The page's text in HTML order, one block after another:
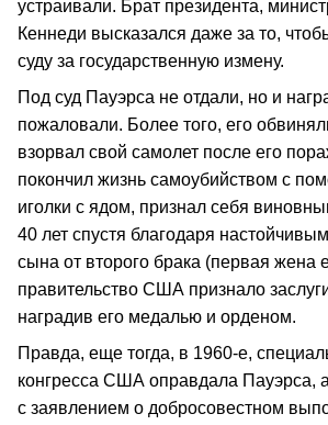
устраивали. Брат президента,
Кеннеди высказался даже за то,
суду за государственную измену.
Под суд Пауэрса не отдали, но и
пожаловали. Более того, его
взорвал свой самолет после его
покончил жизнь самоубийством с
иголки с ядом, признал себя
40 лет спустя благодаря
сына от второго брака (первая жена
правительство США признало
наградив его медалью и орденом.
Правда, еще тогда, в 1960-е,
конгресса США оправдала Пауэрса,
с заявлением о добросовестном